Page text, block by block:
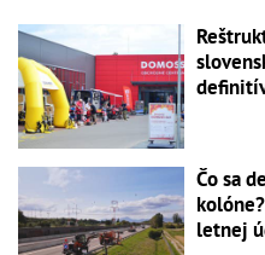
Čo sa
letnej